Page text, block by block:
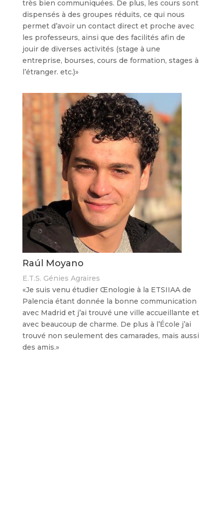
très bien communiquées. De plus, les cours sont
dispensés à des groupes réduits, ce qui nous
permet d’avoir un contact direct et proche avec
les professeurs, ainsi que des facilités afin de
jouir de diverses activités (stage à une
entreprise, bourses, cours de formation, stages à
l’étranger. etc.)»
Raúl Moyano
E.T.S. Génies Agraires
«Je suis venu étudier Œnologie à la ETSIIAA de
Palencia étant donnée la bonne communication
avec Madrid et j’ai trouvé une ville accueillante et
avec beaucoup de charme. De plus à l’École j’ai
trouvé non seulement des camarades, mais aussi
des amis.»